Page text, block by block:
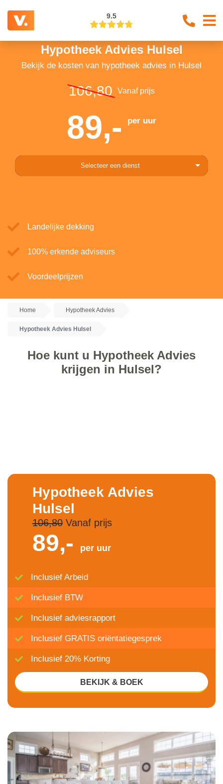
9.5
Hypotheek Advies Hulsel
Bekijk de kosten van hypotheek advies in Hulsel
106,80 Vanaf prijs
89,- per uur
Selecteer een dienst
Landelijke dekking
100% erkende adviseurs
Voordeelprijzen
Home Hypotheek Advies
Hypotheek Advies Hulsel
Hoe kunt u Hypotheek Advies
krijgen in Hulsel?
Hypotheek Advies
Hulsel
106,80Vanaf prijs
89,- per uur
Inclusief Arbeid
Inclusief BTW
Inclusief adviesrapport
Inclusief GRATIS oriëntatiegesprek
Inclusief 20% Korting
BEKIJK & BOEK